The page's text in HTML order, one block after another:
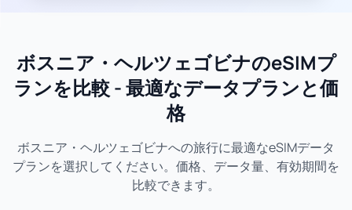
ボスニア・ヘルツェゴビナのeSIMプ
ランを比較 - 最適なデータプランと価
格
ボスニア・ヘルツェゴビナへの旅行に最適なeSIMデータ
プランを選択してください。価格、データ量、有効期間を
比較できます。